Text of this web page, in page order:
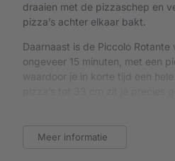
draaien met de pizzaschep en
pizza’s achter elkaar bakt.
Daarnaast is de Piccolo
ongeveer 15 minuten, met een
waardoor je in korte tijd een
Praktisch is ‘ie ook: het is een
Meer informatie